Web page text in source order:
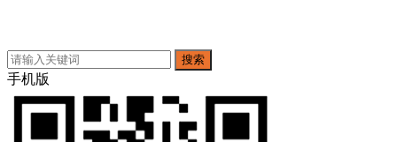
搜索
手机版